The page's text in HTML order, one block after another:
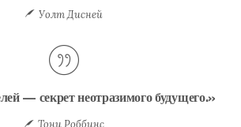
Уолт Дисней
— секрет неотразимого будущего.»
Тони Роббинс